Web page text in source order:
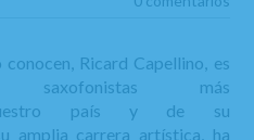
Ricard Capellino, es
más
país y de su
amplia carrera artística, ha